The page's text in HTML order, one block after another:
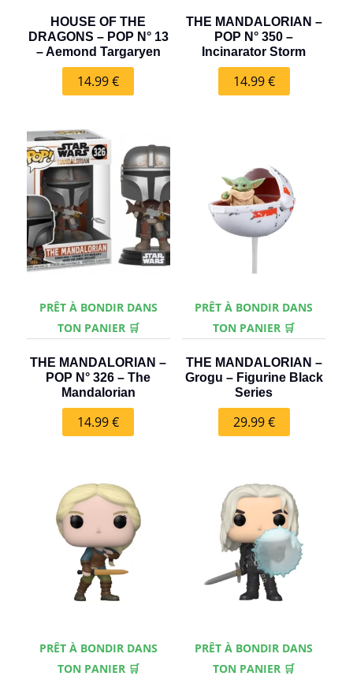
HOUSE OF THE
DRAGONS – POP N° 13
– Aemond Targaryen
14.99€
THE MANDALORIAN –
POP N° 350 –
Incinarator Storm
14.99€
PRÊT À BONDIR DANS
TON PANIER 🛒
THE MANDALORIAN –
POP N° 326 – The
Mandalorian
14.99€
PRÊT À BONDIR DANS
TON PANIER 🛒
THE MANDALORIAN –
Grogu – Figurine Black
Series
29.99€
PRÊT À BONDIR DANS
TON PANIER 🛒
PRÊT À BONDIR DANS
TON PANIER 🛒